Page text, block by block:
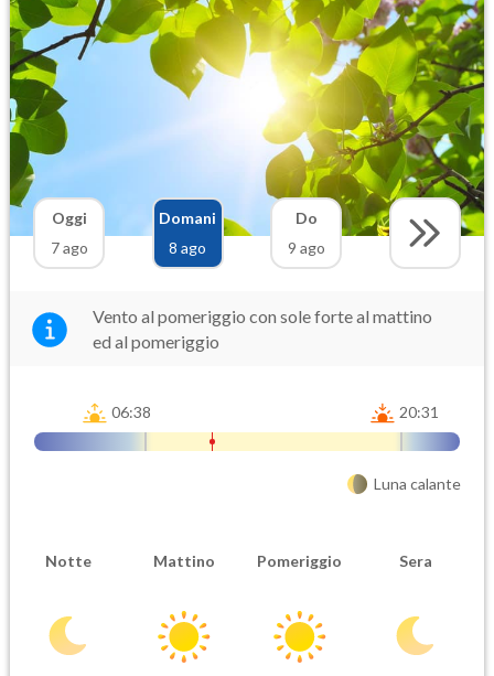
Oggi
7 ago
Domani
8 ago
Do
9 ago
Vento al pomeriggio con sole forte al mattino
ed al pomeriggio
06:38 20:31
Luna calante
Notte Mattino Pomeriggio Sera